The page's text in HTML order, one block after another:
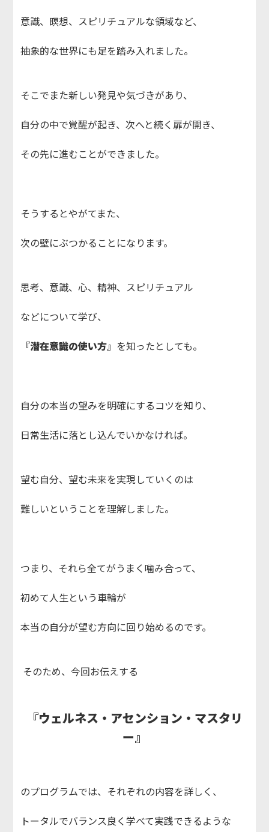
意識、瞑想、スピリチュアルな領域など、
抽象的な世界にも足を踏み入れました。
そこでまた新しい発見や気づきがあり、
自分の中で覚醒が起き、次へと続く扉が開き、
その先に進むことができました。
そうするとやがてまた、
次の壁にぶつかることになります。
思考、意識、心、精神、スピリチュアル
などについて学び、
『潜在意識の使い方』 を知ったとしても。
自分の本当の望みを明確にするコツを知り、
日常生活に落とし込んでいかなければ。
望む自分、望む未来を実現していくのは
難しいということを理解しました。
つまり、それら全てがうまく噛み合って、
初めて人生という車輪が
本当の自分が望む方向に回り始めるのです。
そのため、今回お伝えする
『ウェルネス・アセンション・マスタリ
ー』
のプログラムでは、それぞれの内容を詳しく、
トータルでバランス良く学べて実践できるような